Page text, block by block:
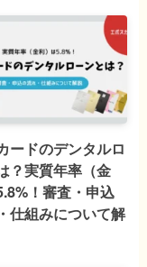
ードのデンタルロ
？実質年率（金
！審査・申込
仕組みについて解